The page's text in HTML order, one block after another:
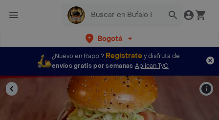
Bogotá
¿Nuevo en Rappi? Regístratey disfruta de
envíos gratis por semanas Aplican TyC